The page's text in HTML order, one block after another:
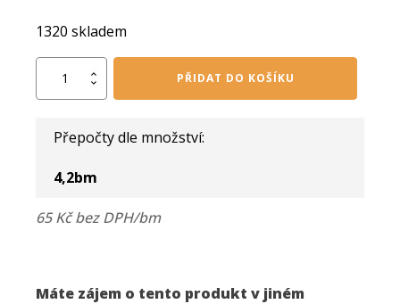
1320 skladem
Hoblovaná
množství
PŘIDAT DO KOŠÍKU
Přepočty dle množství:
4,2bm
65 Kč bez DPH/bm
Máte zájem o tento produkt v jiném